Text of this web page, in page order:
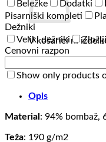
V košarici ni
Beležke
Dodatki
Pisarniški kompleti
Dežniki
Veliki dežniki
Cenovni razpon
Show only products
Opis
Material : 94% bombaž,
Teža: 190 g/m2